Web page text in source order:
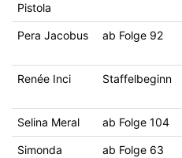
Pistola
Pera Jacobus ab Folge 92
Renée Inci Staffelbeginn
Selina Meral ab Folge 104
Simonda
ab Folge 63